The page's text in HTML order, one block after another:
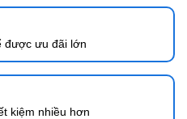
được ưu đãi lớn
kiệm nhiều hơn